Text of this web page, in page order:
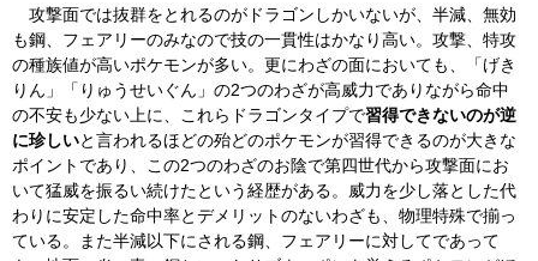
攻撃面では抜群をとれるのがドラゴンしかいないが、半減、無効
も鋼、フェアリーのみなので技の一貫性はかなり高い。攻撃、特攻
の種族値が高いポケモンが多い。更にわざの面においても、「げき
りん」「りゅうせいぐん」の2つのわざが高威力でありながら命中
の不安も少ない上に、これらドラゴンタイプで習得できないのが逆
に珍しいと言われるほどの殆どのポケモンが習得できるのが大きな
ポイントであり、この2つのわざのお陰で第四世代から攻撃面にお
いて猛威を振るい続けたという経歴がある。威力を少し落とした代
わりに安定した命中率とデメリットのないわざも、物理特殊で揃っ
ている。また半減以下にされる鋼、フェアリーに対してであって